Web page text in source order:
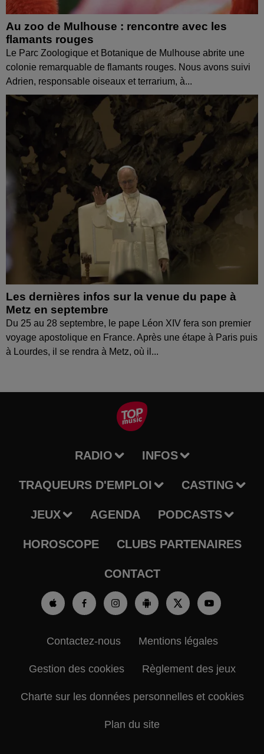
Au zoo de Mulhouse : rencontre avec les
flamants rouges
Le Parc Zoologique et Botanique de Mulhouse abrite une
colonie remarquable de flamants rouges. Nous avons suivi
Adrien, responsable oiseaux et terrarium, à...
Les dernières infos sur la venue du pape à
Metz en septembre
Du 25 au 28 septembre, le pape Léon XIV fera son premier
voyage apostolique en France. Après une étape à Paris puis
à Lourdes, il se rendra à Metz, où il...
RADIO INFOS
TRAQUEURS D'EMPLOI CASTING
JEUX AGENDA PODCASTS
HOROSCOPE CLUBS PARTENAIRES
CONTACT
Contactez-nous Mentions légales
Gestion des cookies Règlement des jeux
Charte sur les données personnelles et cookies
Plan du site